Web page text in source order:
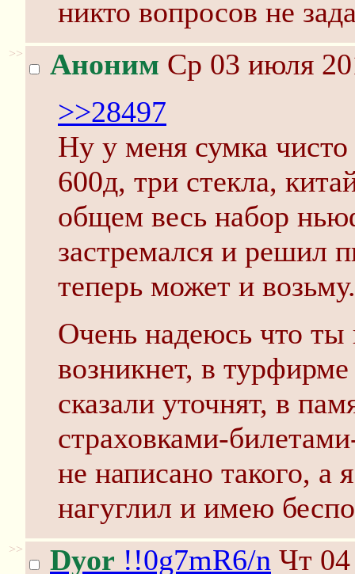
никто вопросов не
>> Аноним Ср 03 июля
>>28497
Ну у меня сумка
600д, три стекла,
общем весь набор
застремался и решил
теперь может и возьму.
Очень надеюсь что ты
возникнет, в
сказали уточнят, в
страховками-
не написано такого, а
нагуглил и имею
>> Dyor !!0g7mR6/n Чт